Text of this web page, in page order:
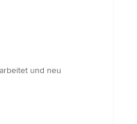
und neu